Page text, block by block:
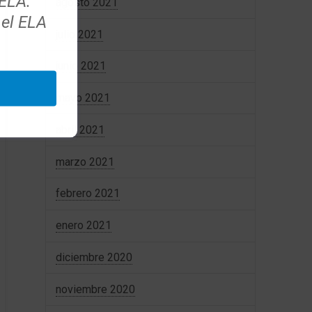
julio 2021
junio 2021
mayo 2021
abril 2021
marzo 2021
febrero 2021
enero 2021
diciembre 2020
noviembre 2020
ELA